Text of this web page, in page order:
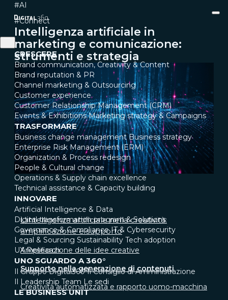
CRESCERE
Brand communication, Creativity & Content
Brand reputation & PR
Channel marketing & Outsourcing
Customer experience
Customer Relationship Management (CRM)
Events & Exhibitions Marketing strategy & Campaigns
TRASFORMARE
Business change management Business strategy
Enterprise Risk Management (ERM)
Organization & Process redesign
People & Cultural change
Operations & Supply chain excellence
Technical assistance & Capacity building
INNOVARE
Artificial Intelligence & Data
Digital transformation program & Solutions
Governance & Compliance IT & Cybersecurity
Legal & Sourcing Sustainability Tech adoption
UX Research
UNO SGUARDO A 360°
Il Gruppo Digital360 Il Consiglio di Amministrazione
Il Leadership Team Le sedi
LE BUSINESS UNIT
#AI
#Connect
Intelligenza artificiale in
marketing e comunicazione:
strumenti e strategia
L'intelligenza artificiale nella creatività:
amplificazione e supporto
Amplificazione delle idee creative
Supporto nella generazione di contenuti
Creatività automatizzata e rapporto uomo-macchina